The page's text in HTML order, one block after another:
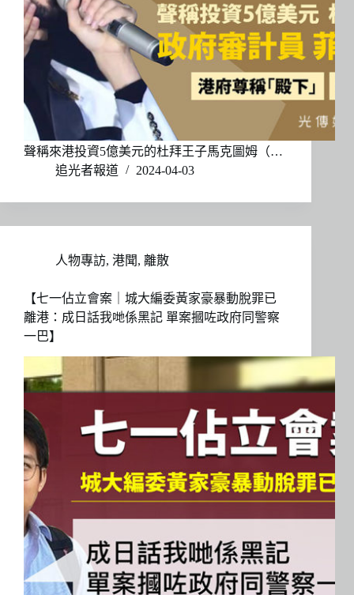
聲稱來港投資5億美元的杜拜王子馬克圖姆（…
追光者報道
2024-04-03
人物專訪, 港聞, 離散
【七一佔立會案｜城大編委黃家豪暴動脫罪已
離港：成日話我哋係黑記 單案摑咗政府同警察
一巴】